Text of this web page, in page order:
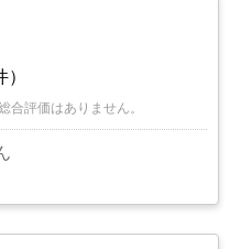
評価はありません。